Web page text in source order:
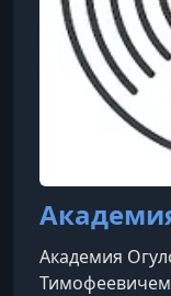
Академия